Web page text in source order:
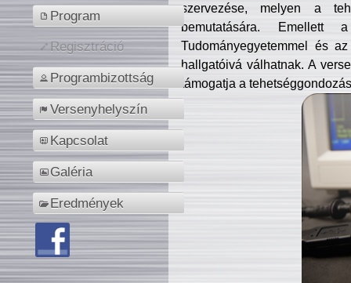
Program
Regisztráció
Programbizottság
Versenyhelyszín
Kapcsolat
Galéria
Eredmények
szervezése, melyen a
bemutatására. Emellett
Tudományegyetemmel és
hallgatóivá válhatnak. A
támogatja a